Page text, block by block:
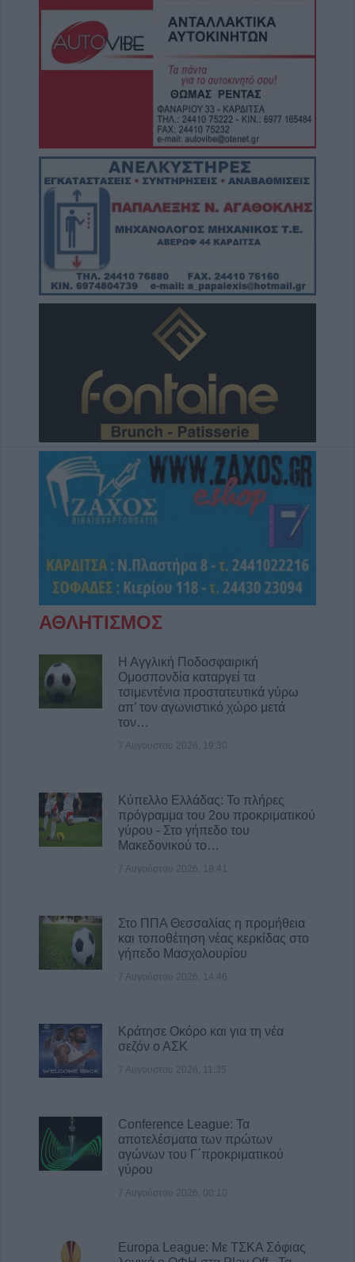
ΑΘΛΗΤΙΣΜΟΣ
Η Αγγλική Ποδοσφαιρική
Ομοσπονδία καταργεί τα
τσιμεντένια προστατευτικά γύρω
απ’ τον αγωνιστικό χώρο μετά
τον…
7 Αυγούστου 2026, 19:30
Κύπελλο Ελλάδας: Το πλήρες
πρόγραμμα του 2ου προκριματικού
γύρου - Στο γήπεδο του
Μακεδονικού το…
7 Αυγούστου 2026, 18:41
Στο ΠΠΑ Θεσσαλίας η προμήθεια
και τοποθέτηση νέας κερκίδας στο
γήπεδο Μασχολουρίου
7 Αυγούστου 2026, 14:46
Κράτησε Οκόρο και για τη νέα
σεζόν ο ΑΣΚ
7 Αυγούστου 2026, 11:35
Conference League: Τα
αποτελέσματα των πρώτων
αγώνων του Γ΄προκριματικού
γύρου
7 Αυγούστου 2026, 00:10
Europa League: Με ΤΣΚΑ Σόφιας